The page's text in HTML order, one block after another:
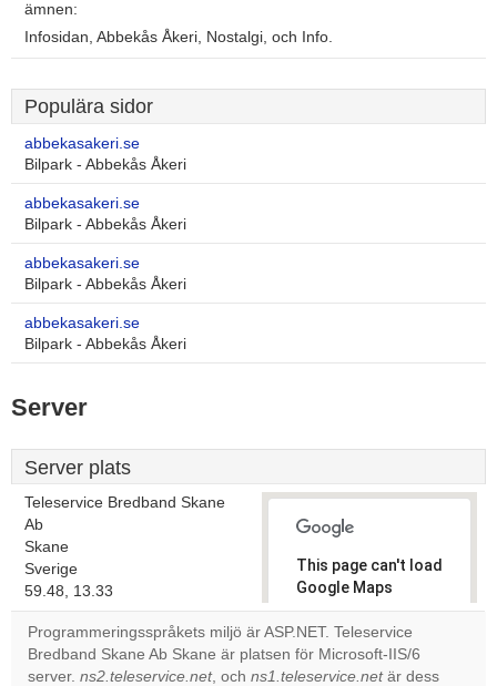
ämnen:
Infosidan, Abbekås Åkeri, Nostalgi, och Info.
Populära sidor
abbekasakeri.se
Bilpark - Abbekås Åkeri
abbekasakeri.se
Bilpark - Abbekås Åkeri
abbekasakeri.se
Bilpark - Abbekås Åkeri
abbekasakeri.se
Bilpark - Abbekås Åkeri
Server
Server plats
Teleservice Bredband Skane
Ab
Skane
Sverige
59.48, 13.33
This page can't load
Google Maps
correctly.
Do you
own this
OK
Programmeringsspråkets miljö är ASP.NET. Teleservice
Bredband Skane Ab Skane är platsen för Microsoft-IIS/6
server. ns2.teleservice.net, och ns1.teleservice.netär dess